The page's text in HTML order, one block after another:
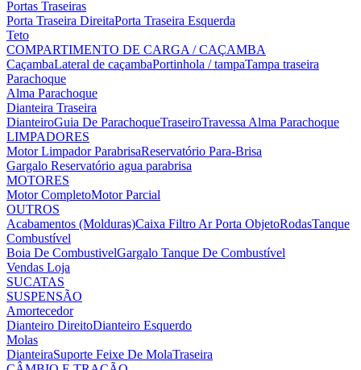
Portas Traseiras
Porta Traseira DireitaPorta Traseira Esquerda
Teto
COMPARTIMENTO DE CARGA / CAÇAMBA
CaçambaLateral de caçambaPortinhola / tampaTampa traseira
Parachoque
Alma Parachoque
Dianteira Traseira
DianteiroGuia De ParachoqueTraseiroTravessa Alma Parachoque
LIMPADORES
Motor Limpador ParabrisaReservatório Para-Brisa
Gargalo Reservatório agua parabrisa
MOTORES
Motor CompletoMotor Parcial
OUTROS
Acabamentos (Molduras)Caixa Filtro ArPorta ObjetoRodasTanque
Combustível
Boia De CombustivelGargalo Tanque De Combustível
Vendas Loja
SUCATAS
SUSPENSÃO
Amortecedor
Dianteiro DireitoDianteiro Esquerdo
Molas
DianteiraSuporte Feixe De MolaTraseira